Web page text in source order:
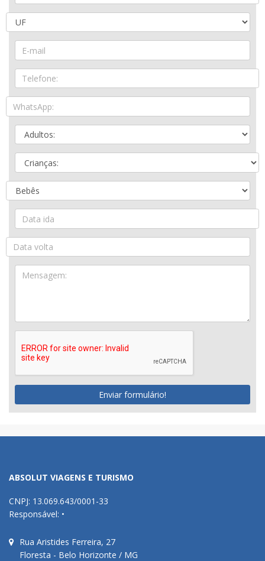
Enviar formulário!
ABSOLUT VIAGENS E TURISMO
CNPJ: 13.069.643/0001-33
Responsável: •
Rua Aristides Ferreira, 27
Floresta - Belo Horizonte / MG